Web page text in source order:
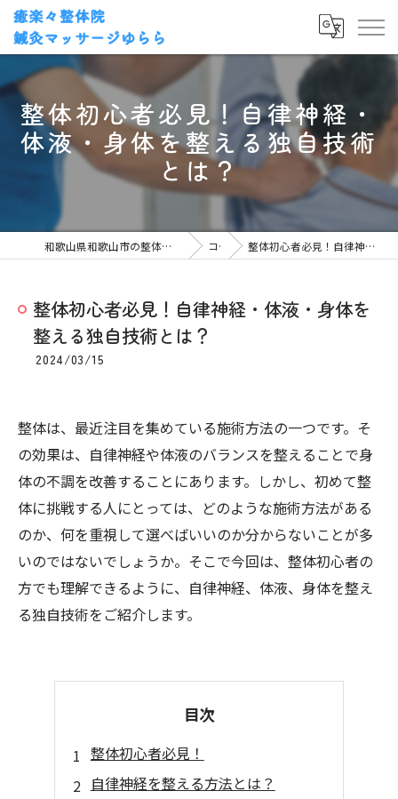
整体初心者必見！自律神経・
体液・身体を整える独自技術
とは？
和歌山県和歌山市の整体なら癒楽々整体院・鍼灸マッサージゆらら コラム 整体初心者必見！自律神経・体液・身体を整える独自技術とは？
整体初心者必見！自律神経・体液・身体を
整える独自技術とは？
2024/03/15
整体は、最近注目を集めている施術方法の一つです。そ
の効果は、自律神経や体液のバランスを整えることで身
体の不調を改善することにあります。しかし、初めて整
体に挑戦する人にとっては、どのような施術方法がある
のか、何を重視して選べばいいのか分からないことが多
いのではないでしょうか。そこで今回は、整体初心者の
方でも理解できるように、自律神経、体液、身体を整え
る独自技術をご紹介します。
目次
整体初心者必見！
自律神経を整える方法とは？